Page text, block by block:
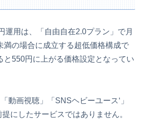
運用は、「自由自在2.0プラン」で月
満の場合に成立する超低価格構成で
と550円に上がる価格設定となってい
動画視聴」「SNSヘビーユース‘」
提にしたサービスではありません。